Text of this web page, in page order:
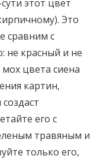
этот цвет
Это
сравним с
не красный и не
цвета сиена
картин,
его с
травяным и
только его,